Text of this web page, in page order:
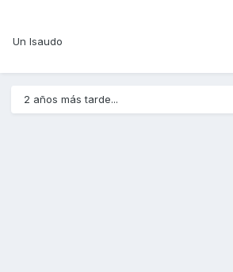
Un lsaudo
2 años más tarde...